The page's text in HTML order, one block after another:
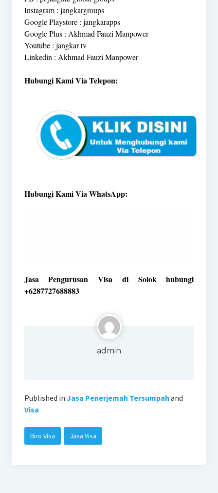
Instagram : jangkargroups
Google Playstore : jangkarapps
Google Plus : Akhmad Fauzi Manpower
Youtube : jangkar tv
Linkedin : Akhmad Fauzi Manpower
Hubungi Kami Via Telepon:
Hubungi Kami Via WhatsApp:
Jasa Pengurusan Visa di Solok hubungi
+6287727688883
admin
Published in Jasa Penerjemah Tersumpah and
Visa
Biro Visa Jasa Visa